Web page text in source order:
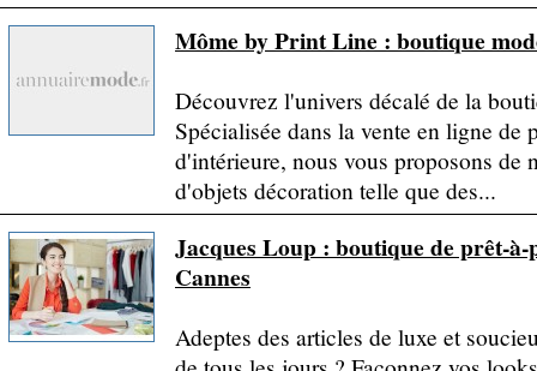
Môme by Print Line : boutique
Découvrez l'univers décalé de la
Spécialisée dans la vente en ligne de
d'intérieure, nous vous proposons de
d'objets décoration telle que des...
Jacques Loup : boutique de prêt-
Cannes
Adeptes des articles de luxe et